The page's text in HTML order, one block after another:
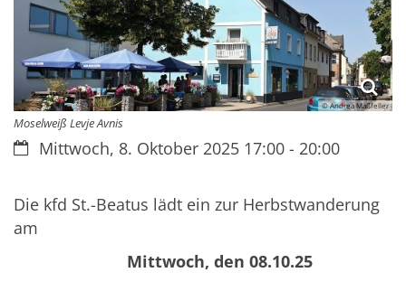
© Andrea Maßfeller
Moselweiß Levje Avnis
Datum:Mittwoch, 8. Oktober 2025 17:00 - 20:00
Die kfd St.-Beatus lädt ein zur Herbstwanderung
am
Mittwoch, den 08.10.25